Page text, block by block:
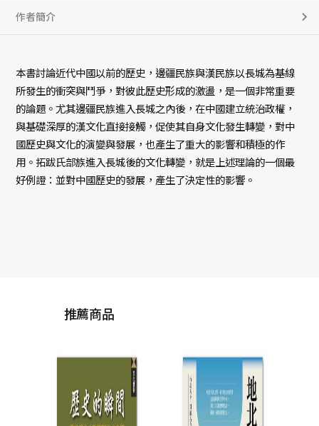
作者簡介
本書討論近代中國以前的歷史，邊疆民族與漢民族以長城為基線
所發生的衝突與鬥爭，對彼此歷史形成的激盪，是一個非常重要
的論題。尤其邊疆民族進入長城之內後，在中國建立統治政權，
與基礎深厚的漢文化直接接觸，促使其自身文化發生轉變，對中
國歷史與文化的演變與發展，也產生了重大的影響和積極的作
用。拓跋氏部族進入長城後的文化轉變，就是上述理論的一個最
好例證：並對中國歷史的發展，產生了決定性的影響。
推薦商品
宋遼金史論叢
陶晉生
NT$800
NT$632